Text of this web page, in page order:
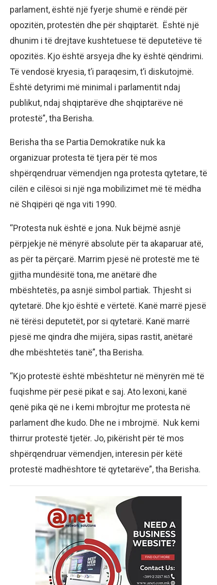
parlament, është një fyerje shumë e rëndë për
opozitën, protestën dhe për shqiptarët. Është një
dhunim i të drejtave kushtetuese të deputetëve të
opozitës. Kjo është arsyeja dhe ky është qëndrimi.
Të vendosë kryesia, t’i paraqesim, t’i diskutojmë.
Është detyrimi më minimal i parlamentit ndaj
publikut, ndaj shqiptarëve dhe shqiptarëve në
protestë”, tha Berisha.
Berisha tha se Partia Demokratike nuk ka
organizuar protesta të tjera për të mos
shpërqendruar vëmendjen nga protesta qytetare, të
cilën e cilësoi si një nga mobilizimet më të mëdha
në Shqipëri që nga viti 1990.
“Protesta nuk është e jona. Nuk bëjmë asnjë
përpjekje në mënyrë absolute për ta akaparuar atë,
as për ta përçarë. Marrim pjesë në protestë me të
gjitha mundësitë tona, me anëtarë dhe
mbështetës, pa asnjë simbol partiak. Thjesht si
qytetarë. Dhe kjo është e vërtetë. Kanë marrë pjesë
në tërësi deputetët, por si qytetarë. Kanë marrë
pjesë me qindra dhe mijëra, sipas rastit, anëtarë
dhe mbështetës tanë”, tha Berisha.
“Kjo protestë është mbështetur në mënyrën më të
fuqishme për pesë pikat e saj. Ato lexoni, kanë
qenë pika që ne i kemi mbrojtur me protesta në
parlament dhe kudo. Dhe ne i mbrojmë. Nuk kemi
thirrur protestë tjetër. Jo, pikërisht për të mos
shpërqendruar vëmendjen, interesin për këtë
protestë madhështore të qytetarëve”, tha Berisha.